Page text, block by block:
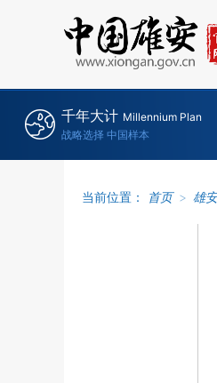
千年大计 Millennium Plan
战略选择 中国样本
当前位置： 首页 > 雄